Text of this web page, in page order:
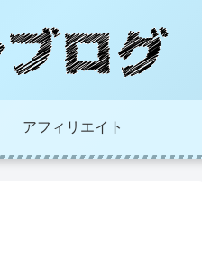
アフィリエイト